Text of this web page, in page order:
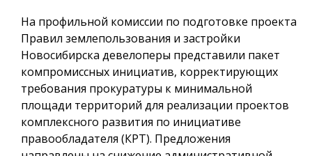
На профильной комиссии по подготовке проекта
Правил землепользования и застройки
Новосибирска девелоперы представили пакет
компромиссных инициатив, корректирующих
требования прокуратуры к минимальной
площади территорий для реализации проектов
комплексного развития по инициативе
правообладателя (КРТ). Предложения